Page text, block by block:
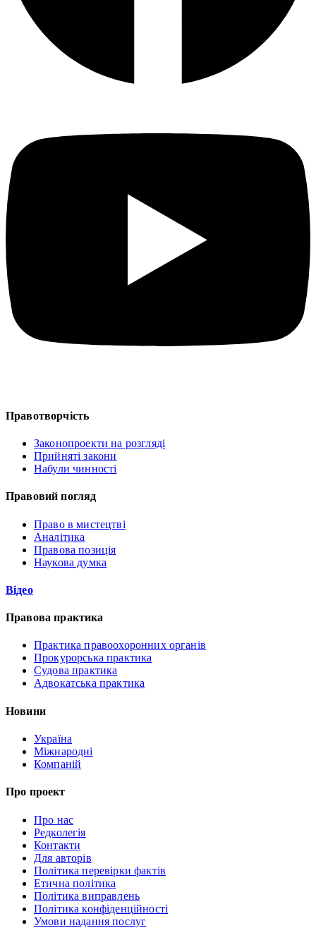
Правотворчість
Законопроекти на розгляді
Прийняті закони
Набули чинності
Правовий погляд
Право в мистецтві
Аналітика
Правова позиція
Наукова думка
Відео
Правова практика
Практика правоохоронних органів
Прокурорська практика
Судова практика
Адвокатська практика
Новини
Україна
Міжнародні
Компаній
Про проект
Про нас
Редколегія
Контакти
Для авторів
Політика перевірки фактів
Етична політика
Політика виправлень
Політика конфіденційності
Умови надання послуг